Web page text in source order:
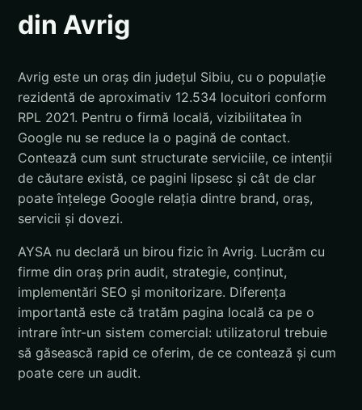
din Avrig
Avrig este un oraș din județul Sibiu, cu o populație
rezidentă de aproximativ 12.534 locuitori conform
RPL 2021. Pentru o firmă locală, vizibilitatea în
Google nu se reduce la o pagină de contact.
Contează cum sunt structurate serviciile, ce intenții
de căutare există, ce pagini lipsesc și cât de clar
poate înțelege Google relația dintre brand, oraș,
servicii și dovezi.
AYSA nu declară un birou fizic în Avrig. Lucrăm cu
firme din oraș prin audit, strategie, conținut,
implementări SEO și monitorizare. Diferența
importantă este că tratăm pagina locală ca pe o
intrare într-un sistem comercial: utilizatorul trebuie
să găsească rapid ce oferim, de ce contează și cum
poate cere un audit.